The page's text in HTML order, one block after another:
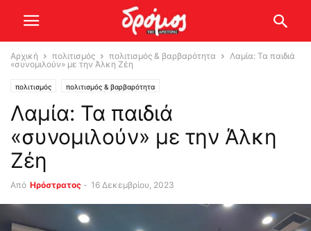
Αρχική πολιτισμός πολιτισμός & βαρβαρότητα
Λαμία: Τα παιδιά
«συνομιλούν» με την Άλκη Ζέη
πολιτισμός πολιτισμός & βαρβαρότητα
Λαμία: Τα παιδιά
«συνομιλούν» με την Άλκη
Ζέη
Από Ηρόστρατος - 16 Δεκεμβρίου, 2023